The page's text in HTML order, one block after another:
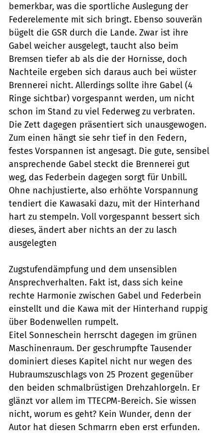
bemerkbar, was die sportliche Auslegung der
Federelemente mit sich bringt. Ebenso souverän
bügelt die GSR durch die Lande. Zwar ist ihre
Gabel weicher ausgelegt, taucht also beim
Bremsen tiefer ab als die der Hornisse, doch
Nachteile ergeben sich daraus auch bei wüster
Brennerei nicht. Allerdings sollte ihre Gabel (4
Ringe sichtbar) vorgespannt werden, um nicht
schon im Stand zu viel Federweg zu verbraten.
Die Zett dagegen präsentiert sich unausgewogen.
Zum einen hängt sie sehr tief in den Federn,
festes Vorspannen ist angesagt. Die gute, sensibel
ansprechende Gabel steckt die Brennerei gut
weg, das Federbein dagegen sorgt für Unbill.
Ohne nachjustierte, also erhöhte Vorspannung
tendiert die Kawasaki dazu, mit der Hinterhand
hart zu stempeln. Voll vorgespannt bessert sich
dieses, ändert aber nichts an der zu lasch
ausgelegten
Zugstufendämpfung und dem unsensiblen
Ansprechverhalten. Fakt ist, dass sich keine
rechte Harmonie zwischen Gabel und Federbein
einstellt und die Kawa mit der Hinterhand ruppig
über Bodenwellen rumpelt.
Eitel Sonneschein herrscht dagegen im grünen
Maschinenraum. Der geschrumpfte Tausender
dominiert dieses Kapitel nicht nur wegen des
Hubraumszuschlags von 25 Prozent gegenüber
den beiden schmalbrüstigen Drehzahlorgeln. Er
glänzt vor allem im TTECPM-Bereich. Sie wissen
nicht, worum es geht? Kein Wunder, denn der
Autor hat diesen Schmarrn eben erst erfunden.